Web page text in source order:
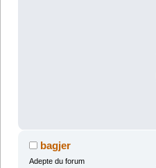
bagjer
Adepte du forum